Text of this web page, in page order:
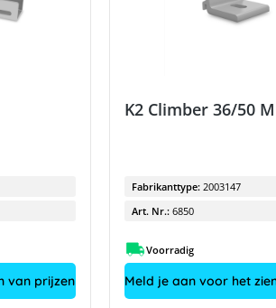
van prijzen
K2 Climber 36/50
Fabrikanttype: 2003147
Art. Nr.: 6850
Voorradig
Meld je aan voor het